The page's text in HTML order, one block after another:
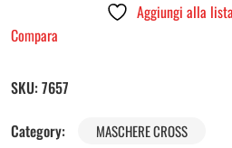
Aggiungi alla
Compara
SKU: 7657
Category:
MASCHERE CROSS